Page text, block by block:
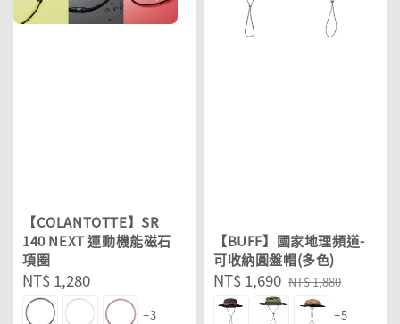
【COLANTOTTE】SR
140 NEXT 運動機能磁石
項圈
Regular
price
NT$ 1,280
+3
【BUFF】國家地理頻道-
可收納圓盤帽(多色)
Sale
price
NT$ 1,690 Regular
price
NT$ 1,880
+5